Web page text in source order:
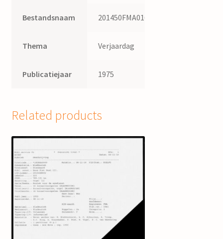
Bestandsnaam 201450FMA016
Thema Verjaardag
Publicatiejaar 1975
Related products